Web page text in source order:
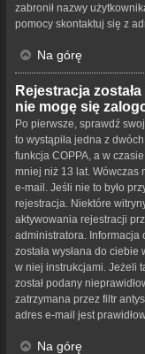
zabronił nazwy
pomocy skontaktuj się z
Na górę
Rejestracja
nie mogę się
Po pierwsze, sprawdź
to wystąpiła jedna z
funkcja COPPA, a w
mniej niż 13 lat. Wówczas
e-mail. Jeśli nie to było
rejestracja. Niektóre
aktywowania rejestracji
administratora. Informacja
została wysłana do
w niej instrukcjami. Jeżeli
został podany
zatrzymana przez filtr
adres e-mail jest
Na górę